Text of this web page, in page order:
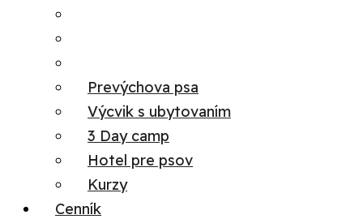
Prevýchova psa
Výcvik s ubytovaním
3 Day camp
Hotel pre psov
Kurzy
Cenník